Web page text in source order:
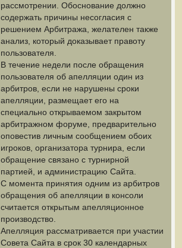
рассмотрении. Обоснование должно
содержать причины несогласия с
решением Арбитража, желателен также
анализ, который доказывает правоту
пользователя.
В течение недели после обращения
пользователя об апелляции один из
арбитров, если не нарушены сроки
апелляции, размещает его на
специально открываемом закрытом
арбитражном форуме, предварительно
оповестив личным сообщением обоих
игроков, организатора турнира, если
обращение связано с турнирной
партией, и администрацию Сайта.
С момента принятия одним из арбитров
обращения об апелляции в консоли
считается открытым апелляционное
производство.
Апелляция рассматривается при участии
Совета Сайта в срок 30 календарных